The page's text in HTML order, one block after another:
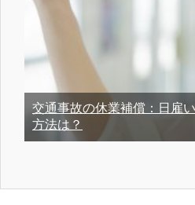
交通事故の休業補償：日雇
方法は？